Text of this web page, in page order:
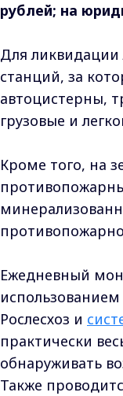
рублей; на
Для
станций, за
автоцистерны,
грузовые и
Кроме того, на
Ежедневный
Рослесхоз и
практически
обнаруживать
Также